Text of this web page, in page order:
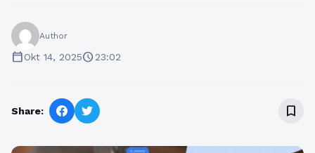
Author
calendar_todayOkt 14, 2025schedule23:02
Share: bookmark_border